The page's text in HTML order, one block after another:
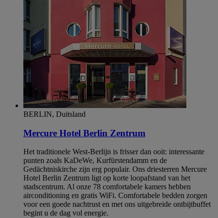
BERLIN, Duitsland
Mercure Hotel Berlin Zentrum
Het traditionele West-Berlijn is frisser dan ooit: interessante
punten zoals KaDeWe, Kurfürstendamm en de
Gedächtniskirche zijn erg populair. Ons driesterren Mercure
Hotel Berlin Zentrum ligt op korte loopafstand van het
stadscentrum. Al onze 78 comfortabele kamers hebben
airconditioning en gratis WiFi. Comfortabele bedden zorgen
voor een goede nachtrust en met ons uitgebreide ontbijtbuffet
begint u de dag vol energie.